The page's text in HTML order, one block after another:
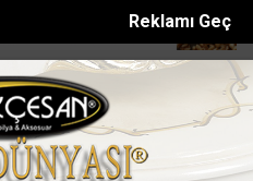
Reklamı Geç
Manavgat Belediyesinden